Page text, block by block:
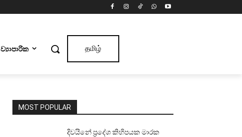
ව්‍යාපාරික தமிழ்
MOST POPULAR
දිවයිනේ ප්‍රදේශ කිහිපයක මාරක